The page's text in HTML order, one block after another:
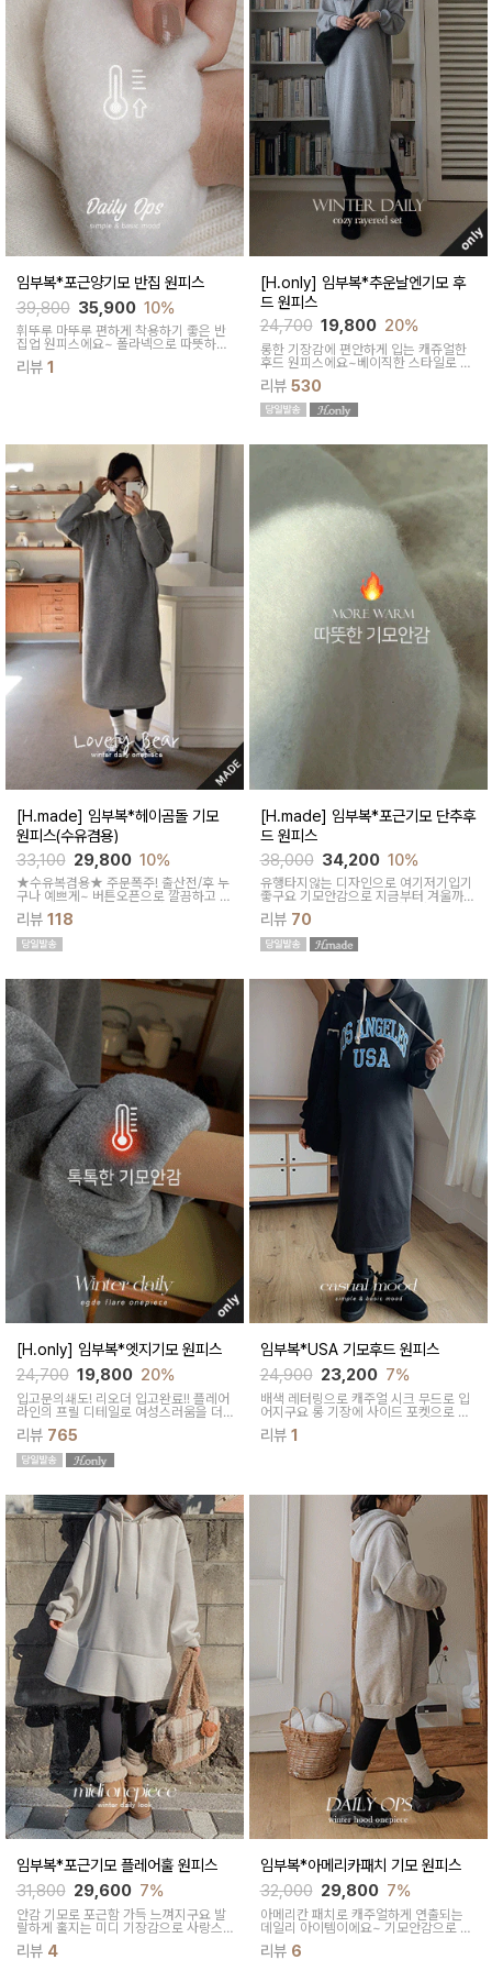
임부복*포근양기모 반집 원피스
39,800 35,900 10%
휘뚜루 마뚜루 편하게 착용하기 좋은 반
집업 원피스에요~ 폴라넥으로 따뜻하게
착용된답니다
리뷰 1
[H.only] 임부복*추운날엔기모 후
드 원피스
24,700 19,800 20%
롱한 기장감에 편안하게 입는 캐쥬얼한
후드 원피스에요~베이직한 스타일로 즐
겨입어요
리뷰 530
[H.made] 임부복*헤이곰돌 기모
원피스(수유겸용)
33,100 29,800 10%
★수유복겸용★ 주문폭주! 출산전/후 누
구나 예쁘게~ 버튼오픈으로 깔끔하고 편
한 수유까지~귀여운 베어자수가 돋보이
는 카라원피스에요~수유까지 가능해 출
산전/후까지 쭈욱 입어보실수 있어요^^
리뷰 118
[H.made] 임부복*포근기모 단추후
드 원피스
38,000 34,200 10%
유행타지않는 디자인으로 여기저기입기
좋구요 기모안감으로 지금부터 겨울까지
따뜻하게 활용하기 좋은 캐주얼 원피스
랍니다:)
리뷰 70
[H.only] 임부복*엣지기모 원피스
24,700 19,800 20%
입고문의쇄도! 리오더 입고완료!! 플레어
라인의 프릴 디테일로 여성스러움을 더
해주고기모안감으로 포근하게 입기 좋아
요
리뷰 765
임부복*USA 기모후드 원피스
24,900 23,200 7%
배색 레터링으로 캐주얼 시크 무드로 입
어지구요 롱 기장에 사이드 포켓으로 실
용성있게 활용하기 좋아요
리뷰 1
임부복*포근기모 플레어훌 원피스
31,800 29,600 7%
안감 기모로 포근함 가득 느껴지구요 발
랄하게 훌지는 미디 기장감으로 사랑스
러운 데일리룩 완성할수 있어요
리뷰 4
임부복*아메리카패치 기모 원피스
32,000 29,800 7%
아메리칸 패치로 캐주얼하게 연출되는
데일리 아이템이에요~ 기모안감으로 따
뜻하고, 미디기장으로 큐트하게 연출된
답니다
리뷰 6